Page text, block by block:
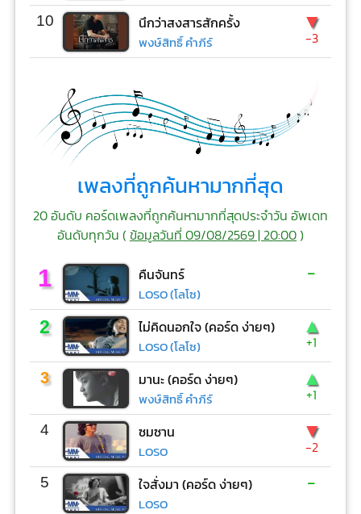
10 นึกว่าสงสารสักครั้ง
พงษ์สิทธิ์ คำภีร์
▼
-3
เพลงที่ถูกค้นหามากที่สุด
20 อันดับ คอร์ดเพลงที่ถูกค้นหามากที่สุดประจำวัน อัพเดท
อันดับทุกวัน (ข้อมูลวันที่ 09/08/2569 | 20:00)
1 คืนจันทร์
LOSO (โลโซ)
-
2 ไม่คิดนอกใจ (คอร์ด ง่ายๆ)
LOSO (โลโซ)
▲
+1
3 มานะ (คอร์ด ง่ายๆ)
พงษ์สิทธิ์ คำภีร์
▲
+1
4 ซมซาน
LOSO
▼
-2
5 ใจสั่งมา (คอร์ด ง่ายๆ)
LOSO
-